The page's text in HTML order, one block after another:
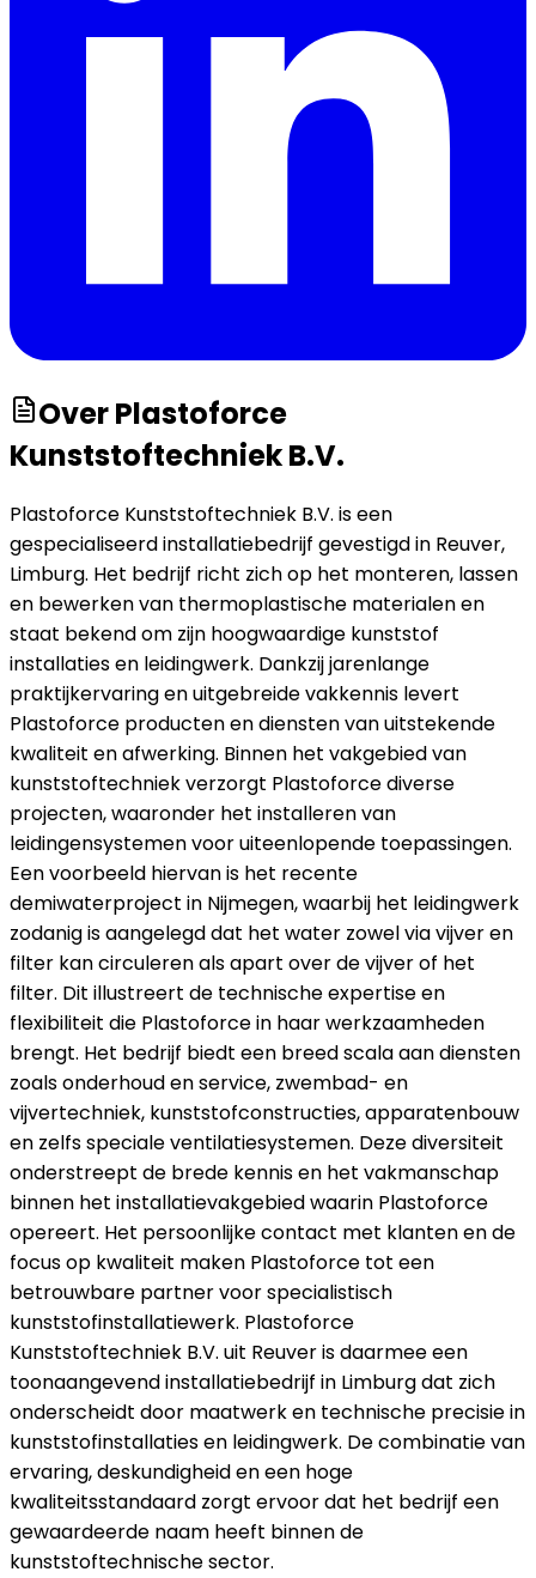
OverPlastoforce
Kunststoftechniek B.V.
Plastoforce Kunststoftechniek B.V. is een
gespecialiseerd installatiebedrijf gevestigd in Reuver,
Limburg. Het bedrijf richt zich op het monteren, lassen
en bewerken van thermoplastische materialen en
staat bekend om zijn hoogwaardige kunststof
installaties en leidingwerk. Dankzij jarenlange
praktijkervaring en uitgebreide vakkennis levert
Plastoforce producten en diensten van uitstekende
kwaliteit en afwerking. Binnen het vakgebied van
kunststoftechniek verzorgt Plastoforce diverse
projecten, waaronder het installeren van
leidingensystemen voor uiteenlopende toepassingen.
Een voorbeeld hiervan is het recente
demiwaterproject in Nijmegen, waarbij het leidingwerk
zodanig is aangelegd dat het water zowel via vijver en
filter kan circuleren als apart over de vijver of het
filter. Dit illustreert de technische expertise en
flexibiliteit die Plastoforce in haar werkzaamheden
brengt. Het bedrijf biedt een breed scala aan diensten
zoals onderhoud en service, zwembad- en
vijvertechniek, kunststofconstructies, apparatenbouw
en zelfs speciale ventilatiesystemen. Deze diversiteit
onderstreept de brede kennis en het vakmanschap
binnen het installatievakgebied waarin Plastoforce
opereert. Het persoonlijke contact met klanten en de
focus op kwaliteit maken Plastoforce tot een
betrouwbare partner voor specialistisch
kunststofinstallatiewerk. Plastoforce
Kunststoftechniek B.V. uit Reuver is daarmee een
toonaangevend installatiebedrijf in Limburg dat zich
onderscheidt door maatwerk en technische precisie in
kunststofinstallaties en leidingwerk. De combinatie van
ervaring, deskundigheid en een hoge
kwaliteitsstandaard zorgt ervoor dat het bedrijf een
gewaardeerde naam heeft binnen de
kunststoftechnische sector.